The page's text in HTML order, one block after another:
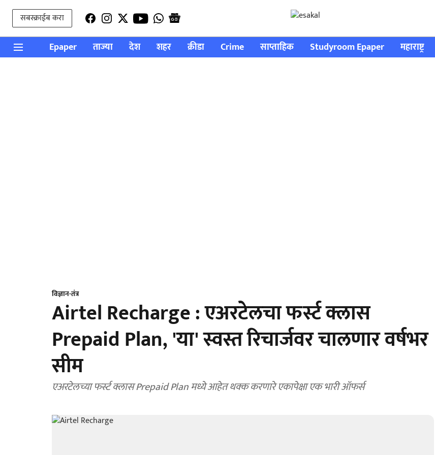
सबस्क्राईब करा
Epaper ताज्या देश शहर क्रीडा Crime साप्ताहिक Studyroom Epaper महाराष्ट्र
विज्ञान-तंत्र
Airtel Recharge : एअरटेलचा फर्स्ट क्लास
Prepaid Plan, 'या' स्वस्त रिचार्जवर चालणार वर्षभर
सीम
एअरटेलच्या फर्स्ट क्लास Prepaid Plan मध्ये आहेत थक्क करणारे एकापेक्षा एक भारी ऑफर्स